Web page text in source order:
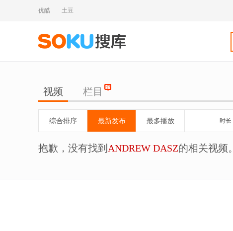
优酷 土豆
视频 栏目
综合排序 最新发布 最多播放 时长
抱歉，没有找到 ANDREW DASZ的相关视频。